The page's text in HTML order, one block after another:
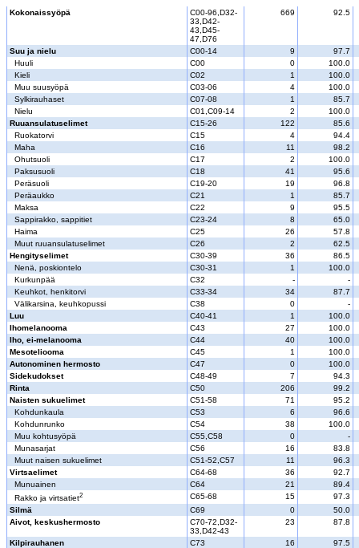
Kokonaissyöpä
C00-96,D32-
33,D42-
43,D45-
47,D76
669 92.5
Suu ja nielu C00-14 9
97.7
Huuli
C00 0
100.0
Kieli
C02 1
100.0
Muu suusyöpä
C03-06 4
100.0
Sylkirauhaset
C07-08 1
85.7
Nielu
C01,C09-14 2
100.0
Ruuansulatuselimet
C15-26 122
85.6
Ruokatorvi
C15 4
94.4
Maha
C16 11
98.2
Ohutsuoli
C17 2
100.0
Paksusuoli
C18 41
95.6
Peräsuoli
C19-20 19
96.8
Peräaukko
C21 1
85.7
Maksa
C22 9
95.5
Sappirakko, sappitiet
C23-24 8
65.0
Haima
C25 26
57.8
Muut ruuansulatuselimet
C26 2
62.5
Hengityselimet
C30-39 36
86.5
Nenä, poskiontelo
C30-31 1
100.0
Kurkunpää
C32 -
-
Keuhkot, henkitorvi
C33-34 34
87.7
Välikarsina, keuhkopussi
C38 0
-
Luu
C40-41 1
100.0
Ihomelanooma
C43 27
100.0
Iho, ei-melanooma
C44 40
100.0
Mesoteliooma
C45 1
100.0
Autonominen hermosto
C47 0
100.0
Sidekudokset
C48-49 7
94.3
Rinta
C50 206
99.2
Naisten sukuelimet
C51-58 71
95.2
Kohdunkaula
C53 6
96.6
Kohdunrunko
C54 38
100.0
Muu kohtusyöpä
C55,C58 0
-
Munasarjat
C56 16
83.8
Muut naisen sukuelimet
C51-52,C57 11
96.3
Virtsaelimet
C64-68 36
92.7
Munuainen
C64 21
89.4
Rakko ja virtsatiet2 C65-68 15
97.3
Silmä
C69 0
50.0
Aivot, keskushermosto
C70-72,D32-
33,D42-43
23 87.8
Kilpirauhanen C73 16
97.5